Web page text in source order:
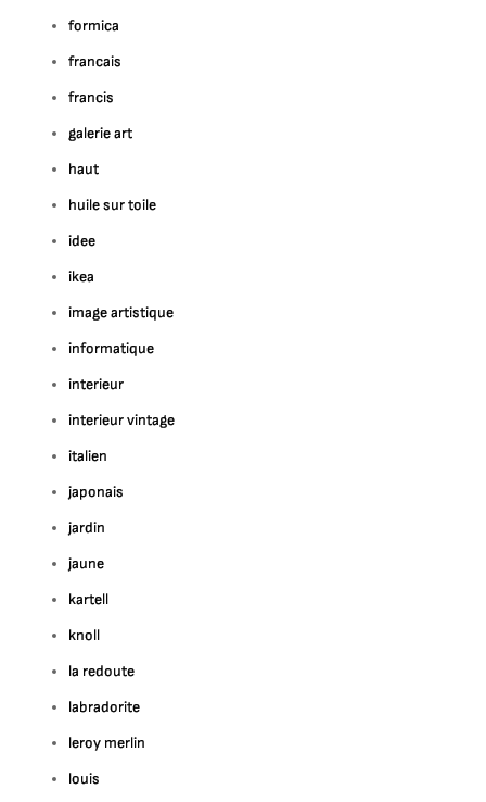
formica
francais
francis
galerie art
haut
huile sur toile
idee
ikea
image artistique
informatique
interieur
interieur vintage
italien
japonais
jardin
jaune
kartell
knoll
la redoute
labradorite
leroy merlin
louis